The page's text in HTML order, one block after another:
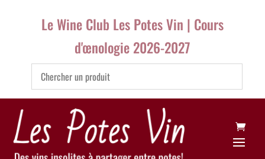
Le Wine Club Les Potes Vin | Cours
d'œnologie 2026-2027